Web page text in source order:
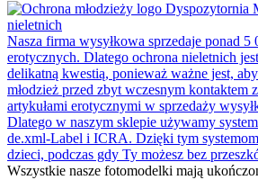
Dyspozytornia
nieletnich
Nasza firma wysyłkowa sprzedaje ponad 5
erotycznych. Dlatego ochrona nieletnich
delikatną kwestią, ponieważ ważne jest,
młodzież przed zbyt wczesnym kontaktem
artykułami erotycznymi w sprzedaży
Dlatego w naszym sklepie używamy
de.xml-Label i ICRA. Dzięki tym
dzieci, podczas gdy Ty możesz bez
Wszystkie nasze fotomodelki mają